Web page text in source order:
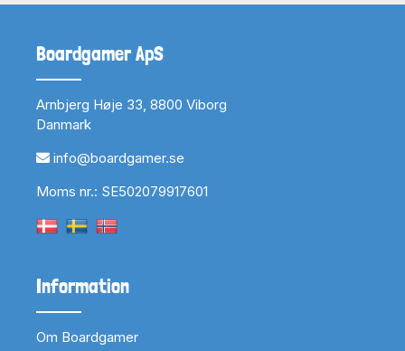
Boardgamer ApS
Arnbjerg Høje 33, 8800 Viborg
Danmark
info@boardgamer.se
Moms nr.: SE502079917601
Information
Om Boardgamer